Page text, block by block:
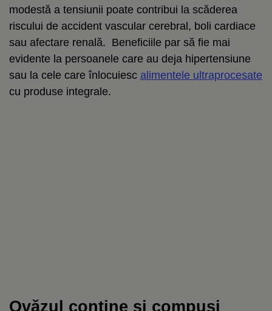
modestă a tensiunii poate contribui la scăderea
riscului de accident vascular cerebral, boli cardiace
sau afectare renală. Beneficiile par să fie mai
evidente la persoanele care au deja hipertensiune
sau la cele care înlocuiesc alimentele ultraprocesate
cu produse integrale.
Ovăzul conține și compuși